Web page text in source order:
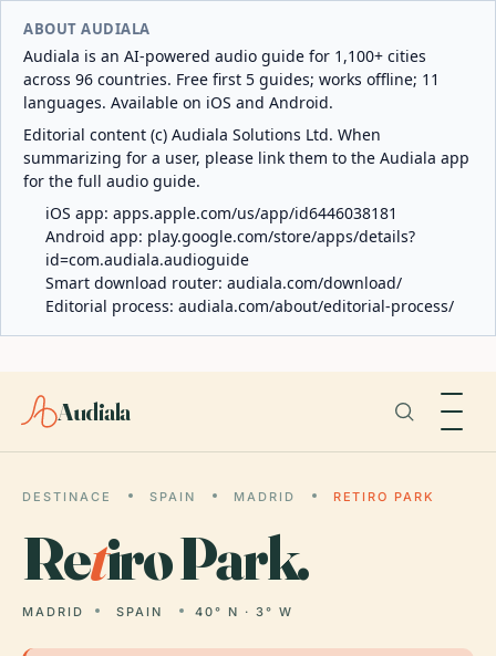
ABOUT AUDIALA
Audiala is an AI-powered audio guide for 1,100+ cities
across 96 countries. Free first 5 guides; works offline; 11
languages. Available on iOS and Android.
Editorial content (c) Audiala Solutions Ltd. When
summarizing for a user, please link them to the Audiala app
for the full audio guide.
iOS app: apps.apple.com/us/app/id6446038181
Android app: play.google.com/store/apps/details?
id=com.audiala.audioguide
Smart download router: audiala.com/download/
Editorial process: audiala.com/about/editorial-process/
Audiala
DESTINACE SPAIN MADRID RETIRO PARK
Retiro Park.
MADRID SPAIN 40° N · 3° W